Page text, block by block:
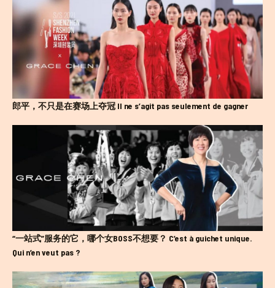
郎平，不只是在赛场上夺冠 Il ne s’agit pas seulement de gagner
“一站式”服务的它，哪个女BOSS不想要？ C’est à guichet unique.
Qui n’en veut pas ?